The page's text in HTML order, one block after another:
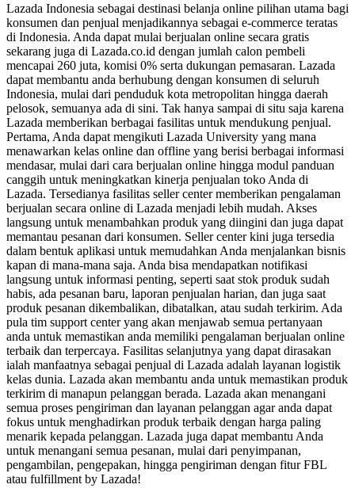
Lazada Indonesia sebagai destinasi belanja online pilihan utama bagi
konsumen dan penjual menjadikannya sebagai e-commerce teratas
di Indonesia. Anda dapat mulai berjualan online secara gratis
sekarang juga di Lazada.co.id dengan jumlah calon pembeli
mencapai 260 juta, komisi 0% serta dukungan pemasaran. Lazada
dapat membantu anda berhubung dengan konsumen di seluruh
Indonesia, mulai dari penduduk kota metropolitan hingga daerah
pelosok, semuanya ada di sini. Tak hanya sampai di situ saja karena
Lazada memberikan berbagai fasilitas untuk mendukung penjual.
Pertama, Anda dapat mengikuti Lazada University yang mana
menawarkan kelas online dan offline yang berisi berbagai informasi
mendasar, mulai dari cara berjualan online hingga modul panduan
canggih untuk meningkatkan kinerja penjualan toko Anda di
Lazada. Tersedianya fasilitas seller center memberikan pengalaman
berjualan secara online di Lazada menjadi lebih mudah. Akses
langsung untuk menambahkan produk yang diingini dan juga dapat
memantau pesanan dari konsumen. Seller center kini juga tersedia
dalam bentuk aplikasi untuk memudahkan Anda menjalankan bisnis
kapan di mana-mana saja. Anda bisa mendapatkan notifikasi
langsung untuk informasi penting, seperti saat stok produk sudah
habis, ada pesanan baru, laporan penjualan harian, dan juga saat
produk pesanan dikembalikan, dibatalkan, atau sudah terkirim. Ada
pula tim support center yang akan menjawab semua pertanyaan
anda untuk memastikan anda memiliki pengalaman berjualan online
terbaik dan terpercaya. Fasilitas selanjutnya yang dapat dirasakan
ialah manfaatnya sebagai penjual di Lazada adalah layanan logistik
kelas dunia. Lazada akan membantu anda untuk memastikan produk
terkirim di manapun pelanggan berada. Lazada akan menangani
semua proses pengiriman dan layanan pelanggan agar anda dapat
fokus untuk menghadirkan produk terbaik dengan harga paling
menarik kepada pelanggan. Lazada juga dapat membantu Anda
untuk menangani semua pesanan, mulai dari penyimpanan,
pengambilan, pengepakan, hingga pengiriman dengan fitur FBL
atau fulfillment by Lazada!